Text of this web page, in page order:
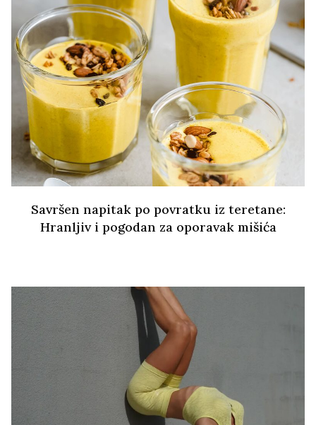
Savršen napitak po povratku iz teretane:
Hranljiv i pogodan za oporavak mišića